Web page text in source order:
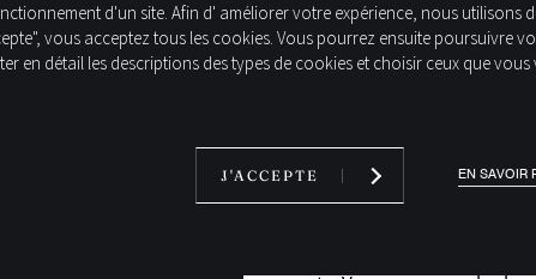
Retrouvez tous les modèles
d'un site. Afin d' améliorer votre expérience, nous utilisons
vous acceptez tous les cookies. Vous pourrez ensuite poursuivre
en détail les descriptions des types de cookies et choisir ceux que
EN SAVOIR
J'ACCEPTE